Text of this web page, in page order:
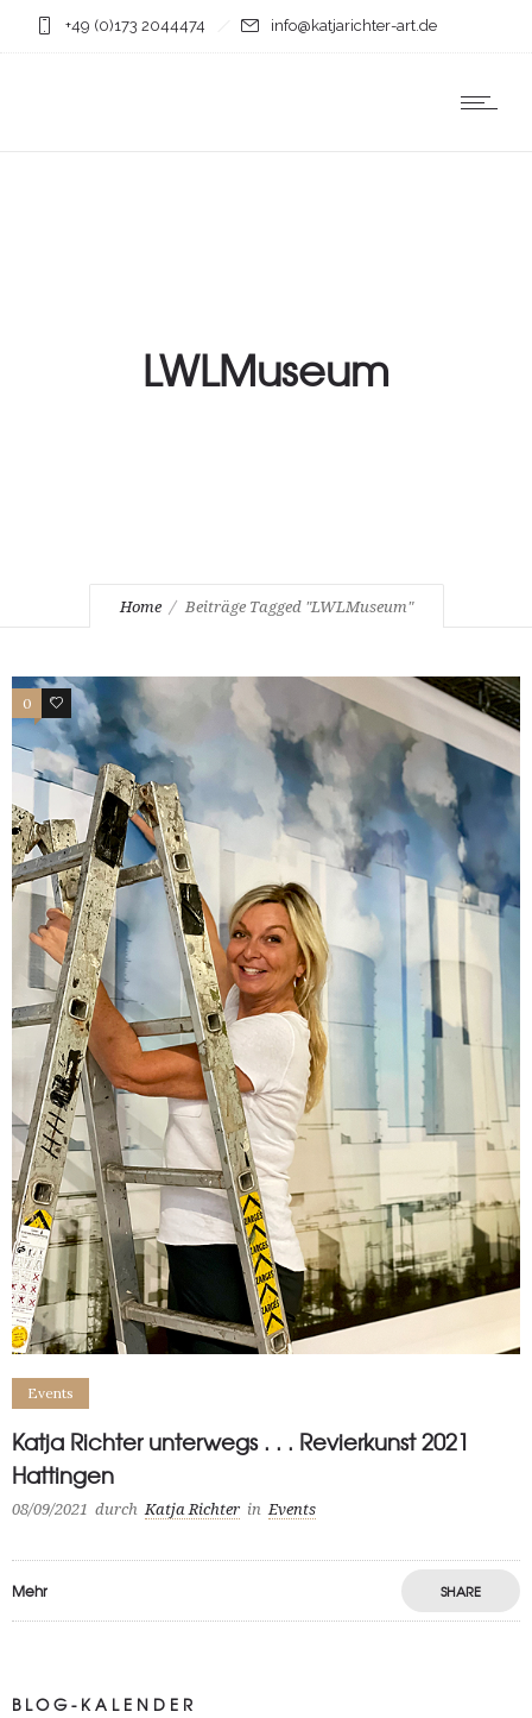
+49 (0)173 2044474 info@katjarichter-art.de
LWLMuseum
Home Beiträge Tagged "LWLMuseum"
0 0
Events
Katja Richter unterwegs . . . Revierkunst 2021
Hattingen
08/09/2021 durch Katja Richter in Events
Mehr SHARE
BLOG-KALENDER